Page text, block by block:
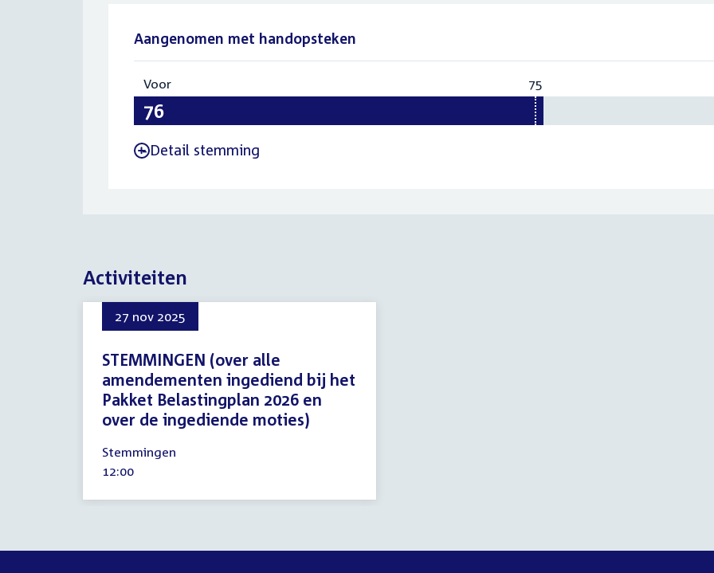
Aangenomen met handopsteken
Voor 75
- Detail stemming
Activiteiten
27 nov 2025
STEMMINGEN (over alle
amendementen ingediend bij het
Pakket Belastingplan 2026 en
over de ingediende moties)
november
2025
Stemmingen
Tijd
12:00